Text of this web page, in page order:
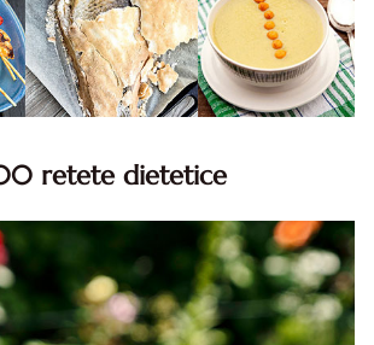
retete dietetice
retete dietetice. 100 Retete mancare
pentru dieta.